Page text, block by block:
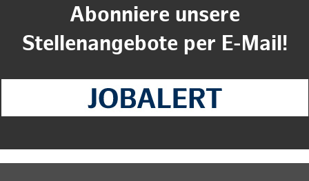
Abonniere unsere
Stellenangebote per E-Mail!